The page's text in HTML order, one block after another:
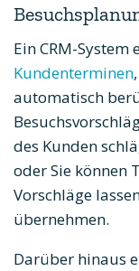
Ein CRM-
Kundenterminen
automatisch
des Kunden
oder Sie können
Vorschläge
übernehmen.
Darüber hinaus